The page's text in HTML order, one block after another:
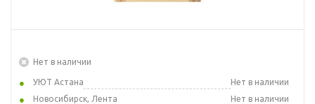
Нет в наличии
УЮТ Астана
Нет в наличии
Новосибирск, Лента
Нет в наличии